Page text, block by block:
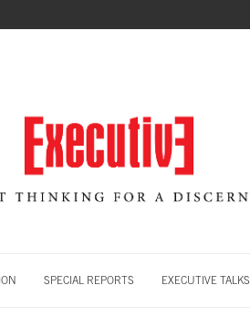
SPECIAL REPORTS EXECUTIVE TALKS